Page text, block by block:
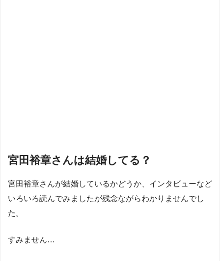
宮田裕章さんは結婚してる？
宮田裕章さんが結婚しているかどうか、インタビューなど
いろいろ読んでみましたが残念ながらわかりませんでし
た。
すみません…